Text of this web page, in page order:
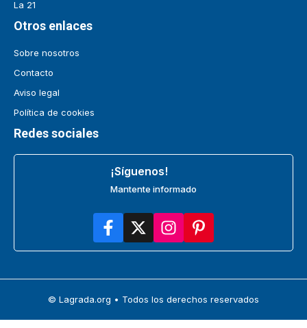
La 21
Otros enlaces
Sobre nosotros
Contacto
Aviso legal
Política de cookies
Redes sociales
¡Síguenos!
Mantente informado
© Lagrada.org • Todos los derechos reservados